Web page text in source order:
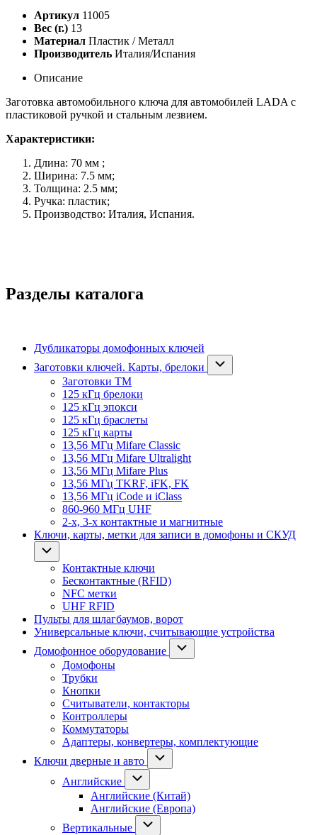
Артикул 11005
Вес (г.) 13
Материал Пластик / Металл
Производитель Италия/Испания
Описание
Заготовка автомобильного ключа для автомобилей LADA с
пластиковой ручкой и стальным лезвием.
Характеристики:
Длина: 70 мм ;
Ширина: 7.5 мм;
Толщина: 2.5 мм;
Ручка: пластик;
Производство: Италия, Испания.
Разделы каталога
Дубликаторы домофонных ключей
Заготовки ключей. Карты, брелоки
Заготовки ТМ
125 кГц брелоки
125 кГц эпокси
125 кГц браслеты
125 кГц карты
13,56 МГц Mifare Classic
13,56 МГц Mifare Ultralight
13,56 МГц Mifare Plus
13,56 МГц TKRF, iFK, FK
13,56 МГц iCode и iClass
860-960 МГц UHF
2-х, 3-х контактные и магнитные
Ключи, карты, метки для записи в домофоны и СКУД
Контактные ключи
Бесконтактные (RFID)
NFC метки
UHF RFID
Пульты для шлагбаумов, ворот
Универсальные ключи, считывающие устройства
Домофонное оборудование
Домофоны
Трубки
Кнопки
Считыватели, контакторы
Контроллеры
Коммутаторы
Адаптеры, конвертеры, комплектующие
Ключи дверные и авто
Английские
Английские (Китай)
Английские (Европа)
Вертикальные